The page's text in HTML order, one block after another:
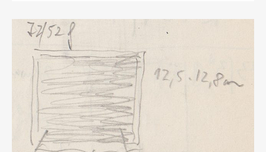
Ausstellungen
Vita
Publikationen
Kontakt